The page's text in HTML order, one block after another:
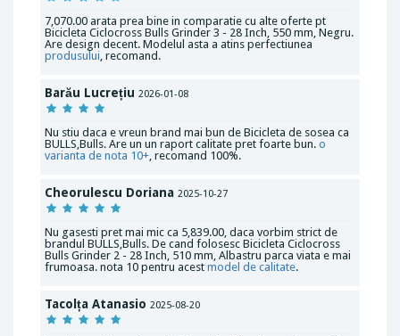
7,070.00 arata prea bine in comparatie cu alte oferte pt
Bicicleta Ciclocross Bulls Grinder 3 - 28 Inch, 550 mm, Negru.
Are design decent. Modelul asta a atins perfectiunea
produsului, recomand.
Barău Lucrețiu 2026-01-08
Nu stiu daca e vreun brand mai bun de Bicicleta de sosea ca
BULLS,Bulls. Are un un raport calitate pret foarte bun. o
varianta de nota 10+, recomand 100%.
Cheorulescu Doriana 2025-10-27
Nu gasesti pret mai mic ca 5,839.00, daca vorbim strict de
brandul BULLS,Bulls. De cand folosesc Bicicleta Ciclocross
Bulls Grinder 2 - 28 Inch, 510 mm, Albastru parca viata e mai
frumoasa. nota 10 pentru acest model de calitate.
Tacolța Atanasio 2025-08-20